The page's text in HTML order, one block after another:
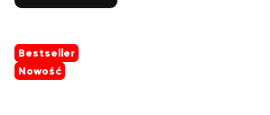
Bestseller
Nowość